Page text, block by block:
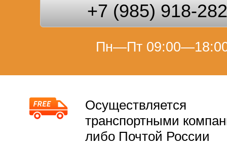
+7 (985) 918-
Пн—Пт
Осуществляется
транспортными
либо Почтой России